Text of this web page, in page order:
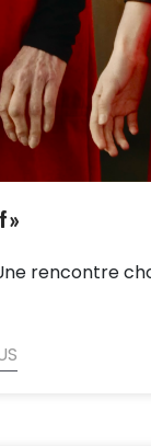
»
rencontre